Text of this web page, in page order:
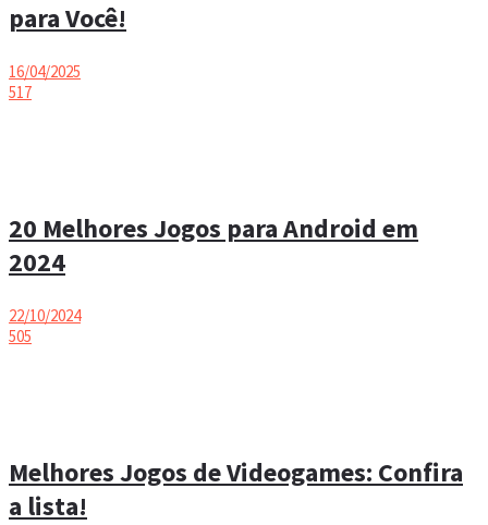
para Você!
16/04/2025
517
20 Melhores Jogos para Android em
2024
22/10/2024
505
Melhores Jogos de Videogames: Confira
a lista!